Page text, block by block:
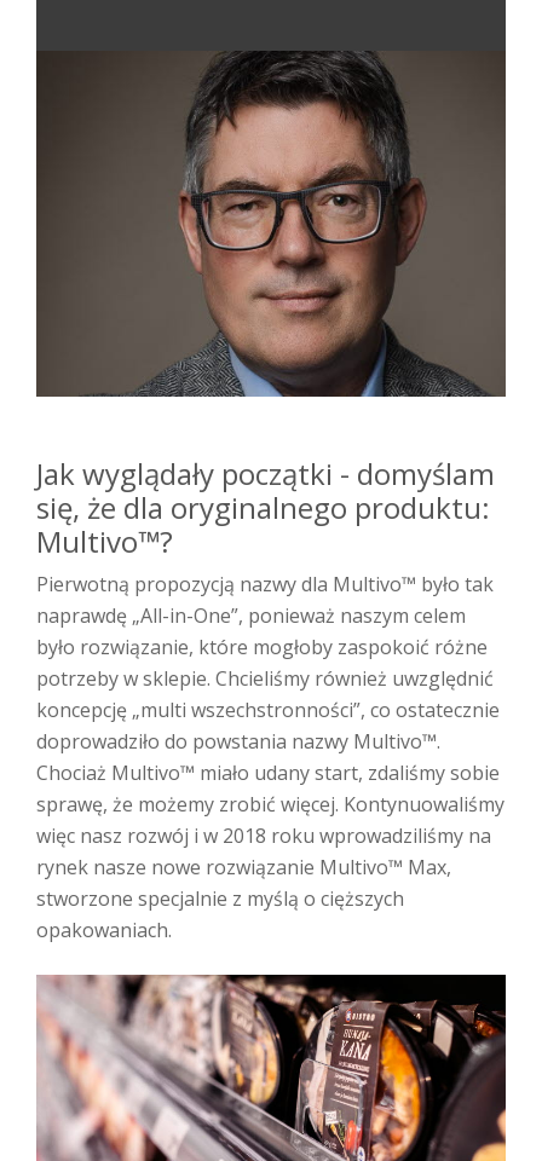
Jak wyglądały początki - domyślam
się, że dla oryginalnego produktu:
Multivo™?
Pierwotną propozycją nazwy dla Multivo™ było tak
naprawdę „All-in-One”, ponieważ naszym celem
było rozwiązanie, które mogłoby zaspokoić różne
potrzeby w sklepie. Chcieliśmy również uwzględnić
koncepcję „multi wszechstronności”, co ostatecznie
doprowadziło do powstania nazwy Multivo™.
Chociaż Multivo™ miało udany start, zdaliśmy sobie
sprawę, że możemy zrobić więcej. Kontynuowaliśmy
więc nasz rozwój i w 2018 roku wprowadziliśmy na
rynek nasze nowe rozwiązanie Multivo™ Max,
stworzone specjalnie z myślą o cięższych
opakowaniach.